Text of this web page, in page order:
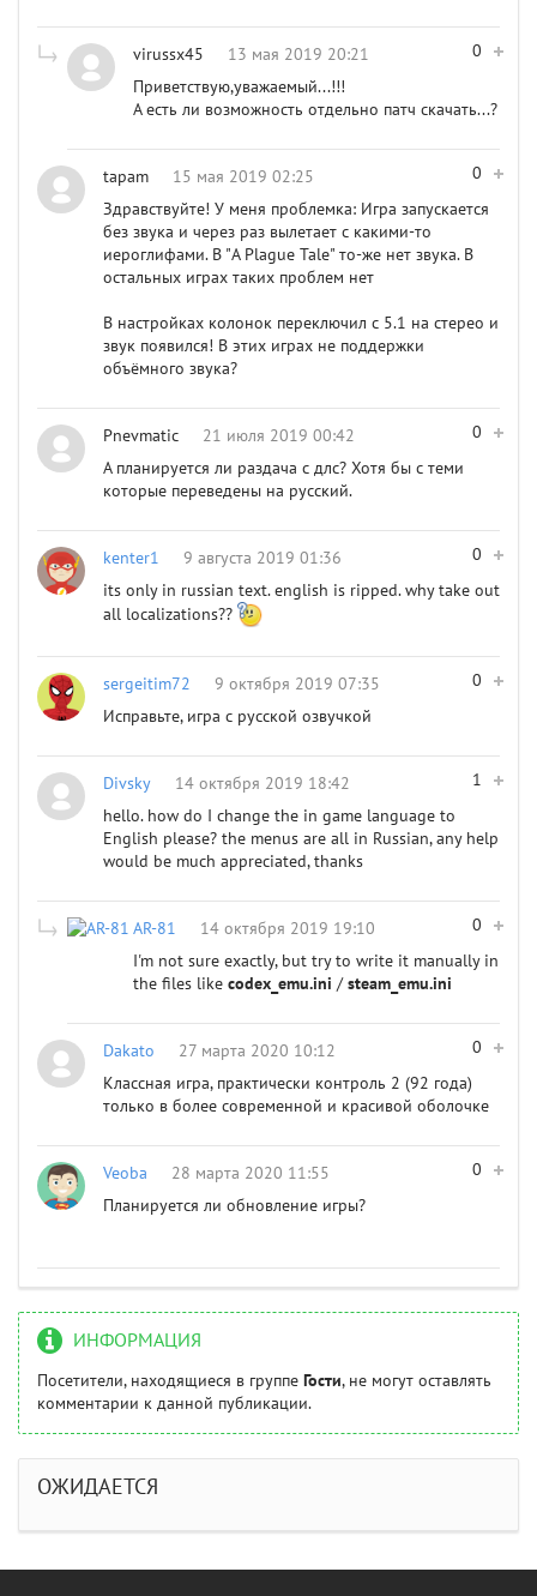
0
virussx45
13 мая 2019 20:21
Приветствую,уважаемый...!!!
А есть ли возможность отдельно патч скачать...?
0
tapam
15 мая 2019 02:25
Здравствуйте! У меня проблемка: Игра запускается
без звука и через раз вылетает с какими-то
иероглифами. В "A Plague Tale" то-же нет звука. В
остальных играх таких проблем нет
В настройках колонок переключил с 5.1 на стерео и
звук появился! В этих играх не поддержки
объёмного звука?
0
Pnevmatic
21 июля 2019 00:42
А планируется ли раздача с длс? Хотя бы с теми
которые переведены на русский.
0
kenter1
9 августа 2019 01:36
its only in russian text. english is ripped. why take out
all localizations??
0
sergeitim72
9 октября 2019 07:35
Исправьте, игра с русской озвучкой
1
Divsky
14 октября 2019 18:42
hello. how do I change the in game language to
English please? the menus are all in Russian, any help
would be much appreciated, thanks
0
AR-81
14 октября 2019 19:10
I'm not sure exactly, but try to write it manually in
the files like codex_emu.ini /steam_emu.ini
0
Dakato
27 марта 2020 10:12
Классная игра, практически контроль 2 (92 года)
только в более современной и красивой оболочке
0
Veoba
28 марта 2020 11:55
Планируется ли обновление игры?
ИНФОРМАЦИЯ
Посетители, находящиеся в группе Гости, не могут оставлять
комментарии к данной публикации.
ОЖИДАЕТСЯ